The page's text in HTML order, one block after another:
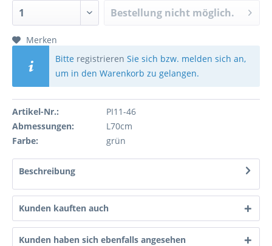
Bestellung nicht möglich.
Merken
Bitte registrieren Sie sich bzw. melden sich an,
um in den Warenkorb zu gelangen.
Artikel-Nr.:
PI11-46
Abmessungen:
L70cm
Farbe:
grün
Beschreibung
Kunden kauften auch
Kunden haben sich ebenfalls angesehen